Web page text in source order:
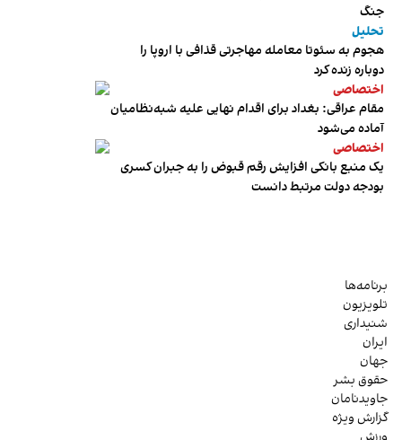
جنگ
تحلیل
هجوم به سئوتا معامله مهاجرتی قذافی با اروپا را
دوباره زنده کرد
اختصاصی
مقام عراقی: بغداد برای اقدام نهایی علیه شبه‌نظامیان
آماده می‌شود
اختصاصی
یک منبع بانکی افزایش رقم قبوض را به جبران کسری
بودجه دولت مرتبط دانست
برنامه‌ها
تلویزیون
شنیداری
ایران
جهان
حقوق بشر
جاویدنامان
گزارش ویژه